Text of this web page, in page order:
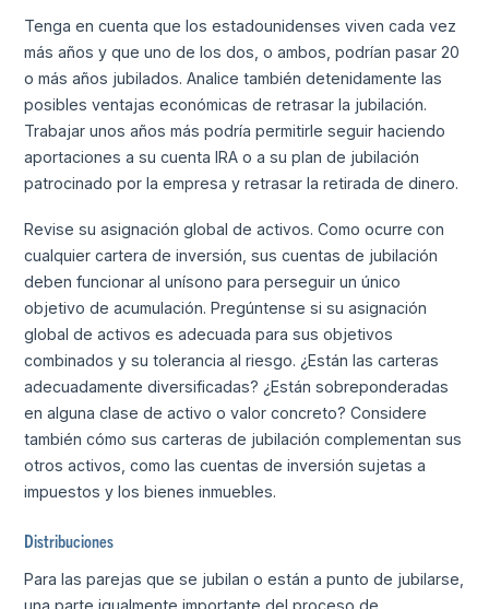
Tenga en cuenta que los estadounidenses viven cada vez
más años y que uno de los dos, o ambos, podrían pasar 20
o más años jubilados. Analice también detenidamente las
posibles ventajas económicas de retrasar la jubilación.
Trabajar unos años más podría permitirle seguir haciendo
aportaciones a su cuenta IRA o a su plan de jubilación
patrocinado por la empresa y retrasar la retirada de dinero.
Revise su asignación global de activos. Como ocurre con
cualquier cartera de inversión, sus cuentas de jubilación
deben funcionar al unísono para perseguir un único
objetivo de acumulación. Pregúntense si su asignación
global de activos es adecuada para sus objetivos
combinados y su tolerancia al riesgo. ¿Están las carteras
adecuadamente diversificadas? ¿Están sobreponderadas
en alguna clase de activo o valor concreto? Considere
también cómo sus carteras de jubilación complementan sus
otros activos, como las cuentas de inversión sujetas a
impuestos y los bienes inmuebles.
Distribuciones
Para las parejas que se jubilan o están a punto de jubilarse,
una parte igualmente importante del proceso de